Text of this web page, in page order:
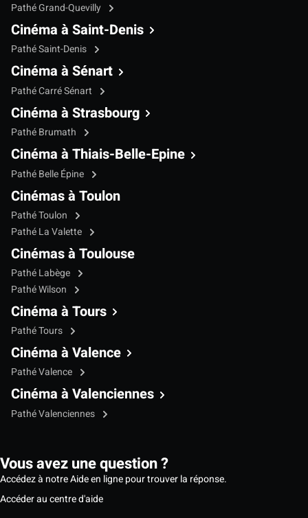
Pathé Grand-Quevilly
Cinéma à Saint-Denis
Pathé Saint-Denis
Cinéma à Sénart
Pathé Carré Sénart
Cinéma à Strasbourg
Pathé Brumath
Cinéma à Thiais-Belle-Epine
Pathé Belle Épine
Cinémas à Toulon
Pathé Toulon
Pathé La Valette
Cinémas à Toulouse
Pathé Labège
Pathé Wilson
Cinéma à Tours
Pathé Tours
Cinéma à Valence
Pathé Valence
Cinéma à Valenciennes
Pathé Valenciennes
Vous avez une question ?
Accédez à notre Aide en ligne pour trouver la réponse.
Accéder au centre d'aide